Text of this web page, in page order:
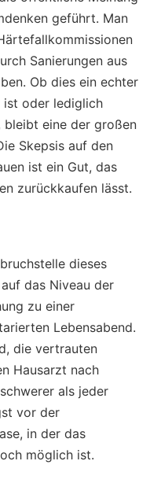
geführt. Man
Sanierungen aus
Ob dies ein echter
ist oder lediglich
bleibt eine der großen
Skepsis auf den
ist ein Gut, das
zurückkaufen lässt.
dieses
das Niveau der
zu einer
Lebensabend.
die vertrauten
Hausarzt nach
als jeder
vor der
in der das
möglich ist.